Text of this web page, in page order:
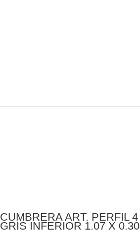
CUMBRERA ART. PERFIL 4
GRIS INFERIOR 1.07 X 0.30